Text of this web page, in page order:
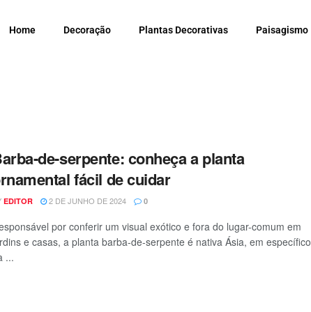
Home Decoração Plantas Decorativas Paisagismo
de-serpente: conheça a planta
fácil de cuidar
EDITOR 2 DE JUNHO DE 2024 0
por conferir um visual exótico e fora do lugar-comum em
e casas, a planta barba-de-serpente é nativa Ásia, em específico
...